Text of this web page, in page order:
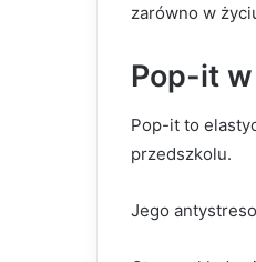
zarówno w
Pop-it
Pop-it to
przedszkolu.
Jego